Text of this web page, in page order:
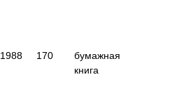
1988 170
бумажная
книга